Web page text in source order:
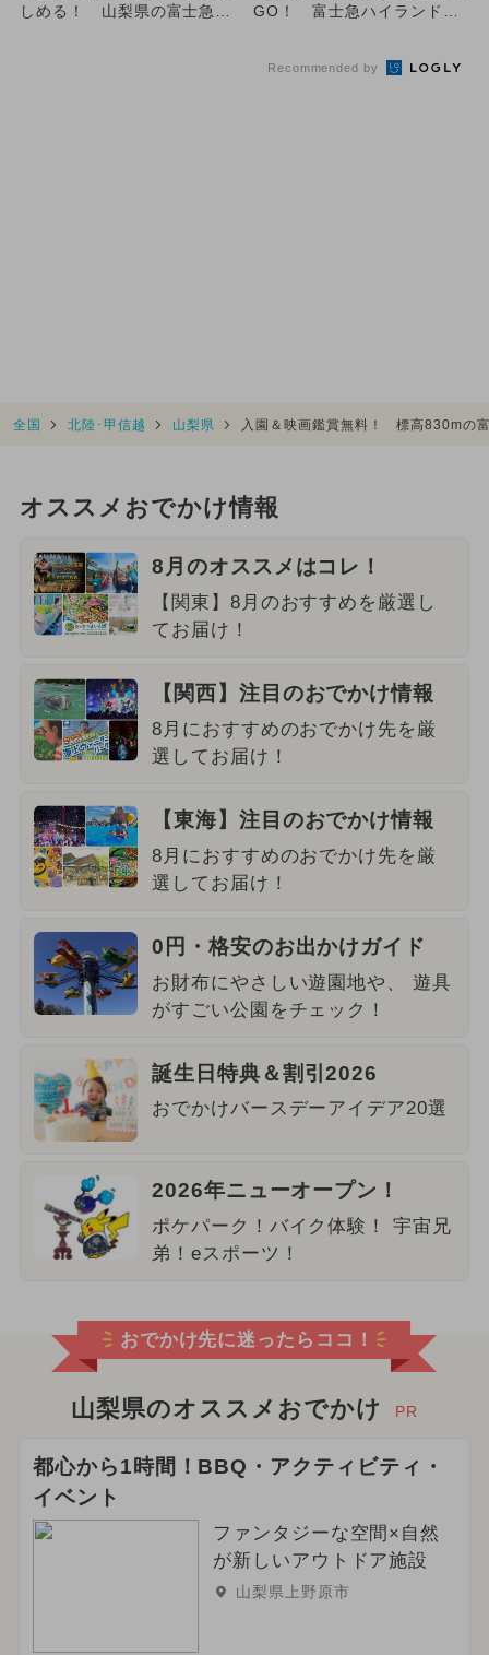
しめる！ 山梨県の富士急ハ
GO！ 富士急ハイランドの
Recommended by
全国 北陸･甲信越 山梨県 入園＆映画鑑賞無料！ 標高830mの
オススメおでかけ情報
8月のオススメはコレ！
【関東】8月のおすすめを厳選し
てお届け！
【関西】注目のおでかけ情報
8月におすすめのおでかけ先を厳
選してお届け！
【東海】注目のおでかけ情報
8月におすすめのおでかけ先を厳
選してお届け！
0円・格安のお出かけガイド
お財布にやさしい遊園地や、 遊具
がすごい公園をチェック！
誕生日特典＆割引2026
おでかけバースデーアイデア20選
2026年ニューオープン！
ポケパーク！バイク体験！ 宇宙兄
弟！eスポーツ！
おでかけ先に迷ったらココ！
山梨県のオススメおでかけ PR
都心から1時間！BBQ・アクティビティ・
イベント
ファンタジーな空間×自然
が新しいアウトドア施設
山梨県上野原市